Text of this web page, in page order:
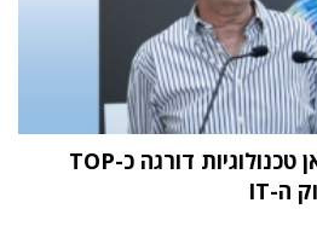
מחקר STKI השנתי: וואן טכנולוגיות דורגה כ-TOP